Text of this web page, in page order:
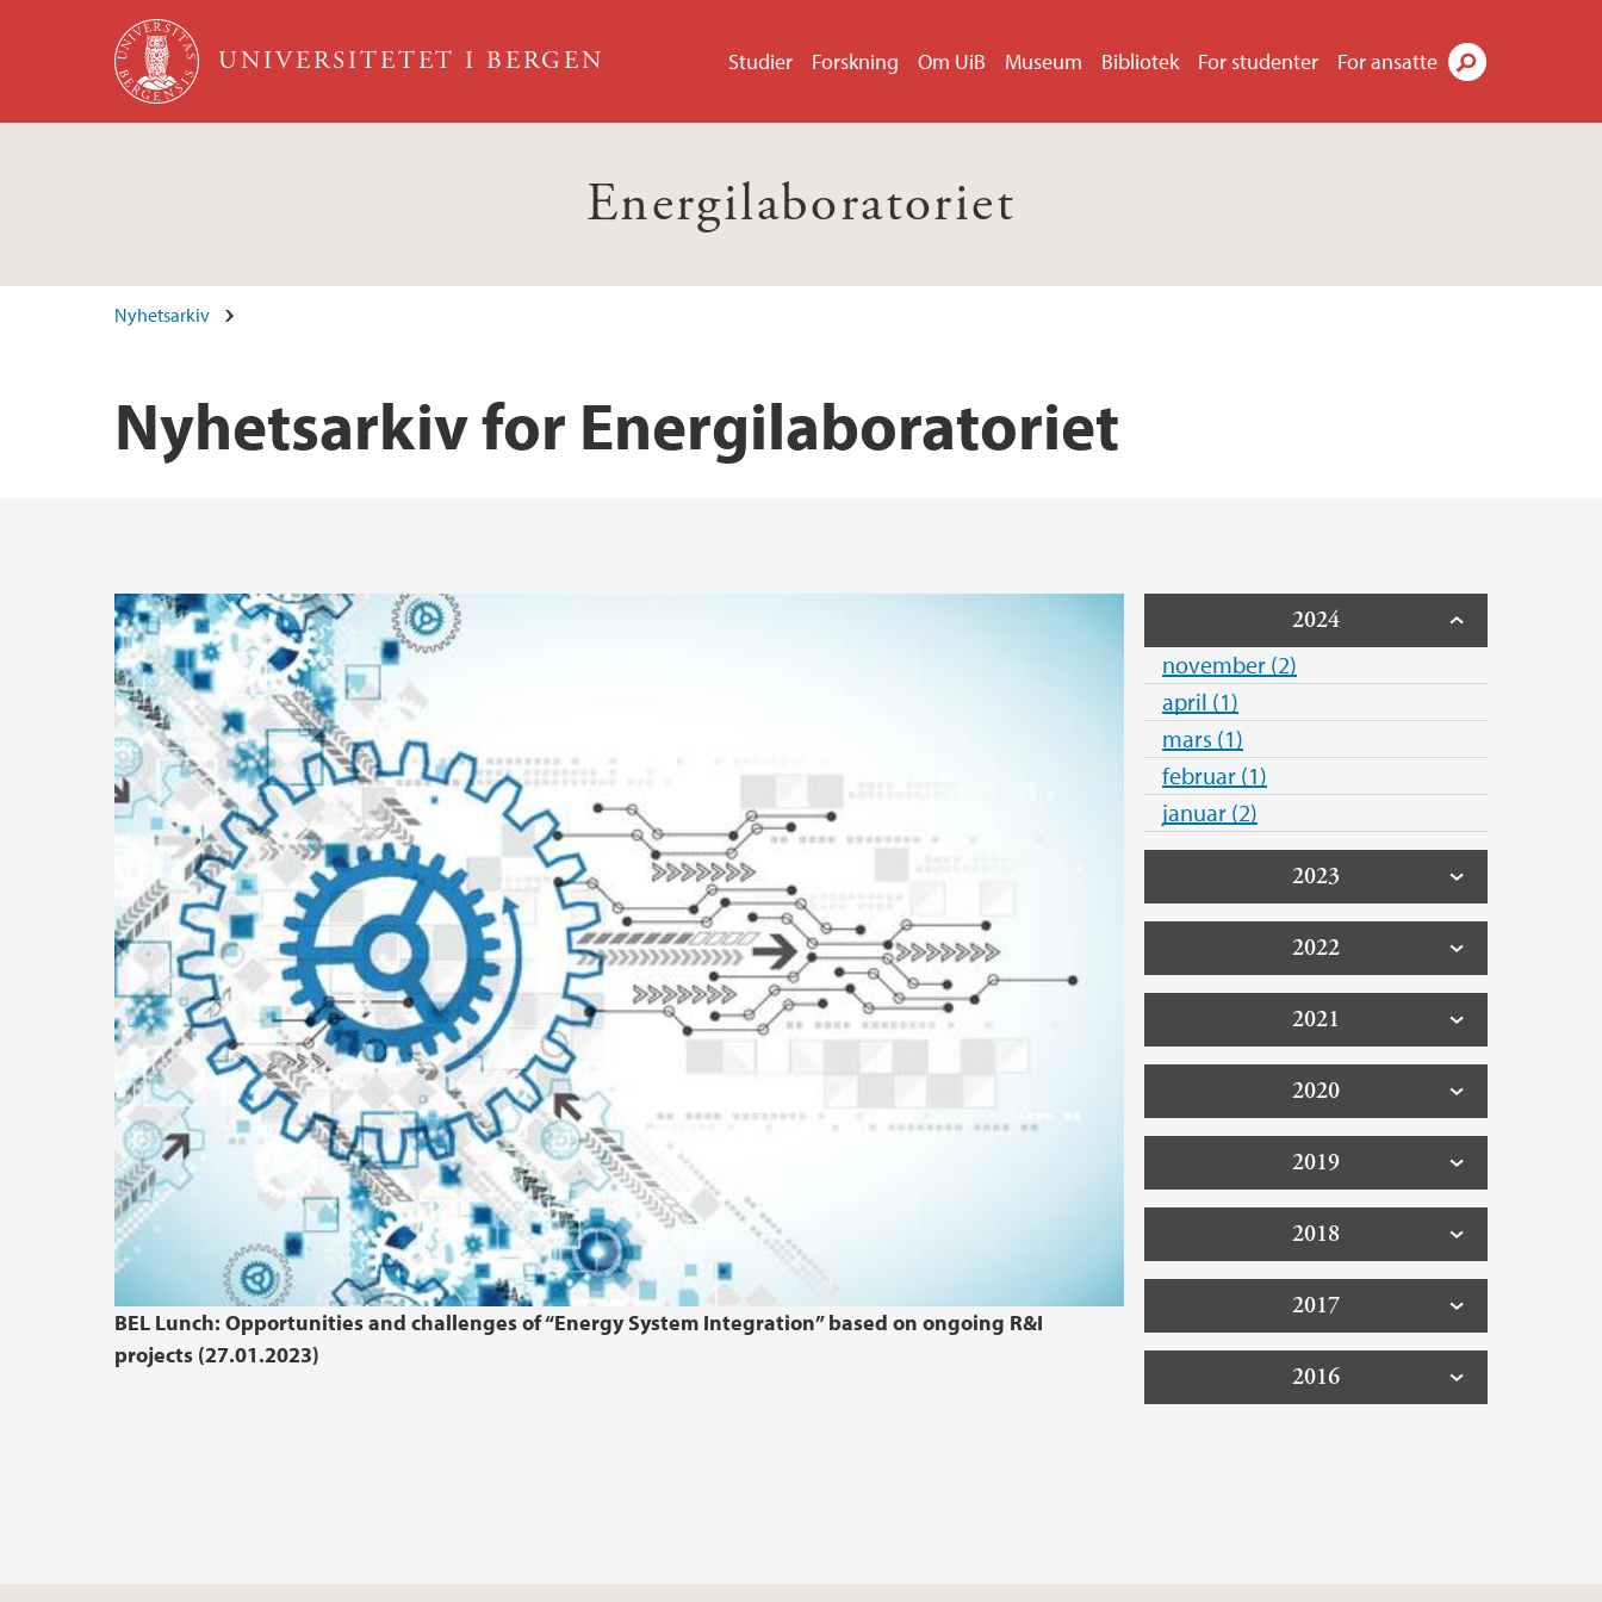
Hopp til hovedinnhold
UNIVERSITETET I BERGEN Studier Forskning Om UiB Museum Bibliotek For studenter For ansatte
Energilaboratoriet
Nyhetsarkiv
Nyhetsarkiv for Energilaboratoriet
BEL Lunch: Opportunities and challenges of “Energy System Integration” based on ongoing R&I
projects (27.01.2023)
2024
november (2)
april (1)
mars (1)
februar (1)
januar (2)
2023
2022
2021
2020
2019
2018
2017
2016